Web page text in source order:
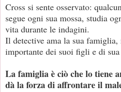
Cross si sente osservato:
segue ogni sua mossa, studia
vita durante le indagini.
Il detective ama la sua
importante dei suoi figli e di
La famiglia è ciò che lo tiene
dà la forza di affrontare il